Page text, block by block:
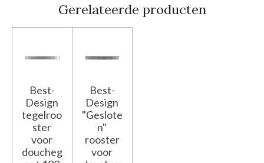
Gerelateerde producten
Best-
Design
tegelroo
ster
voor
doucheg
Best-
Design
"Geslote
n"
rooster
voor